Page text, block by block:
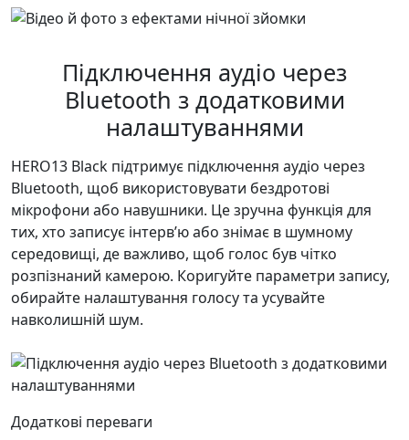
Підключення аудіо через
Bluetooth з додатковими
налаштуваннями
HERO13 Black підтримує підключення аудіо через
Bluetooth, щоб використовувати бездротові
мікрофони або навушники. Це зручна функція для
тих, хто записує інтерв’ю або знімає в шумному
середовищі, де важливо, щоб голос був чітко
розпізнаний камерою. Коригуйте параметри запису,
обирайте налаштування голосу та усувайте
навколишній шум.
Додаткові переваги